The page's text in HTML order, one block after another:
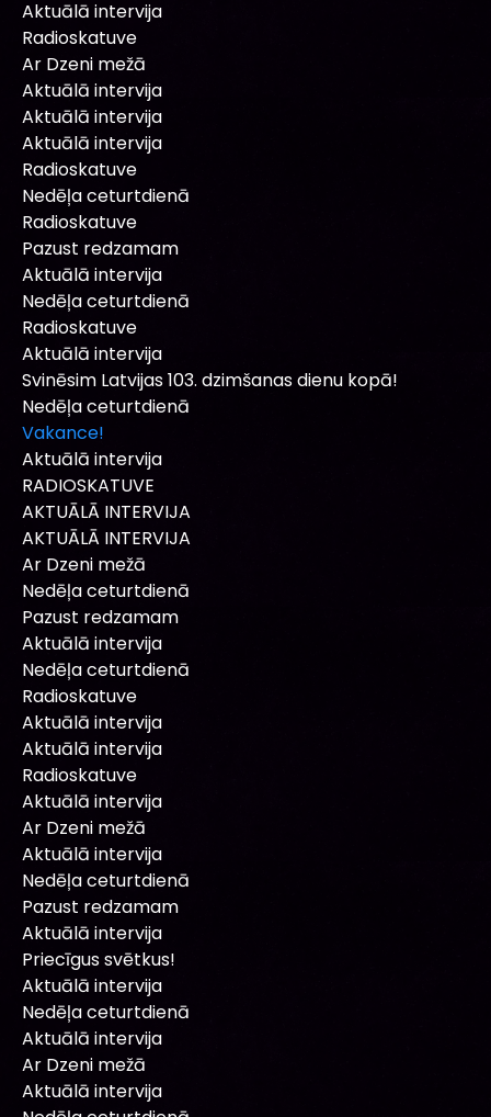
Aktuālā intervija
Radioskatuve
Ar Dzeni mežā
Aktuālā intervija
Aktuālā intervija
Aktuālā intervija
Radioskatuve
Nedēļa ceturtdienā
Radioskatuve
Pazust redzamam
Aktuālā intervija
Nedēļa ceturtdienā
Radioskatuve
Aktuālā intervija
Svinēsim Latvijas 103. dzimšanas dienu kopā!
Nedēļa ceturtdienā
Vakance!
Aktuālā intervija
RADIOSKATUVE
AKTUĀLĀ INTERVIJA
AKTUĀLĀ INTERVIJA
Ar Dzeni mežā
Nedēļa ceturtdienā
Pazust redzamam
Aktuālā intervija
Nedēļa ceturtdienā
Radioskatuve
Aktuālā intervija
Aktuālā intervija
Radioskatuve
Aktuālā intervija
Ar Dzeni mežā
Aktuālā intervija
Nedēļa ceturtdienā
Pazust redzamam
Aktuālā intervija
Priecīgus svētkus!
Aktuālā intervija
Nedēļa ceturtdienā
Aktuālā intervija
Ar Dzeni mežā
Aktuālā intervija